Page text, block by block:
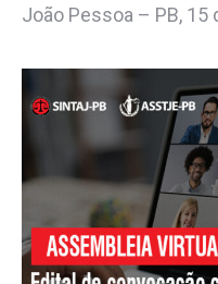
João Pessoa – PB, 15